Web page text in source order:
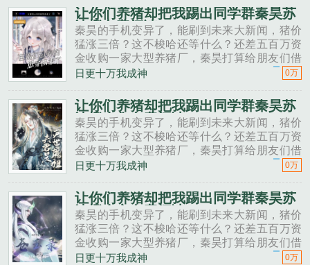
秦昊二狗子，借500万买点......
让你们养猪却把我踢出同学群秦昊苏
沐橙免费阅读
秦昊的手机变异了，能刷到未来大新闻，猪价
猛涨三倍？这不梭哈还等什么？还差五百万资
金收购一家大型养猪厂，秦昊打算给朋友们借
一点。秦昊老班长啊，我想回家养猪，要不要
秦昊二狗子，借500万买点......
日更十万我成神 0万
让你们养猪却把我踢出同学群秦昊苏
沐橙全集免费阅读
秦昊的手机变异了，能刷到未来大新闻，猪价
猛涨三倍？这不梭哈还等什么？还差五百万资
金收购一家大型养猪厂，秦昊打算给朋友们借
一点。秦昊老班长啊，我想回家养猪，要不要
秦昊二狗子，借500万买点......
日更十万我成神 0万
让你们养猪却把我踢出同学群秦昊苏
沐橙全文免费阅读
秦昊的手机变异了，能刷到未来大新闻，猪价
猛涨三倍？这不梭哈还等什么？还差五百万资
金收购一家大型养猪厂，秦昊打算给朋友们借
一点。秦昊老班长啊，我想回家养猪，要不要
日更十万我成神 0万